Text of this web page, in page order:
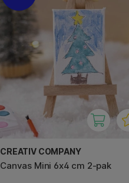
CREATIV COMPANY
Canvas Mini 6x4 cm 2-pak